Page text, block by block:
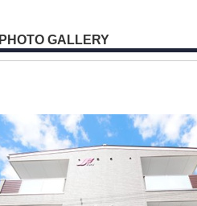
PHOTO GALLERY